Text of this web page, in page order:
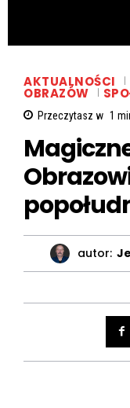
AKTUALNOŚCI
OBRAZÓW
Przeczytasz w 1
autor: